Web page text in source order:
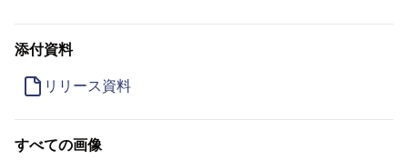
添付資料
リリース資料
すべての画像